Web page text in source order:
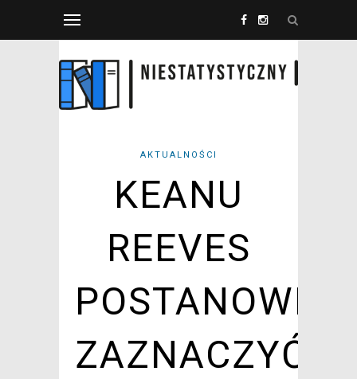
AKTUALNOŚCI
KEANU
REEVES
POSTANOWIŁ
ZAZNACZYĆ